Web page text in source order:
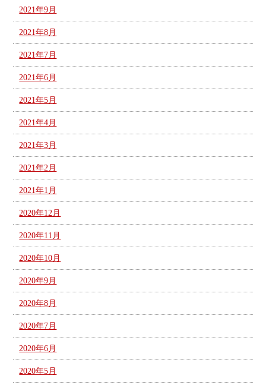
2021年9月
2021年8月
2021年7月
2021年6月
2021年5月
2021年4月
2021年3月
2021年2月
2021年1月
2020年12月
2020年11月
2020年10月
2020年9月
2020年8月
2020年7月
2020年6月
2020年5月